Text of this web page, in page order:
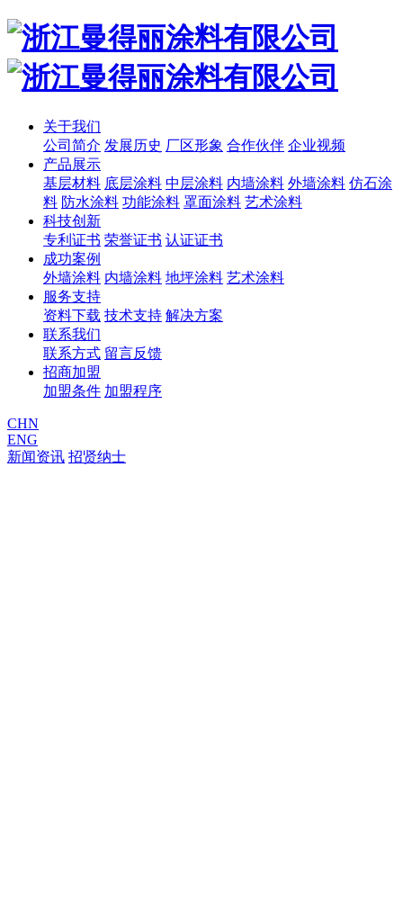
关于我们
公司简介 发展历史 厂区形象 合作伙伴 企业视频
产品展示
基层材料 底层涂料 中层涂料 内墙涂料 外墙涂料 仿石涂
料 防水涂料 功能涂料 罩面涂料 艺术涂料
科技创新
专利证书 荣誉证书 认证证书
成功案例
外墙涂料 内墙涂料 地坪涂料 艺术涂料
服务支持
资料下载 技术支持 解决方案
联系我们
联系方式 留言反馈
招商加盟
加盟条件 加盟程序
CHN
ENG
新闻资讯 招贤纳士